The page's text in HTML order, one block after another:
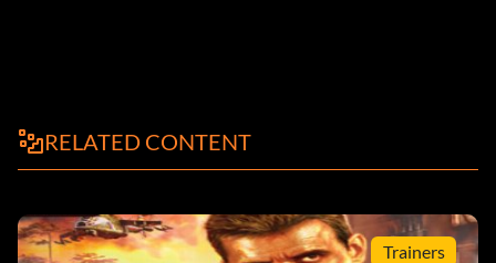
RELATED CONTENT
Trainers